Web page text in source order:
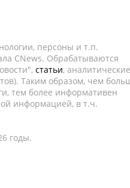
персоны и т.п.
CNews. Обрабатываются
статьи, аналитические
Таким образом, чем
тем более информативен
информацией, в т.ч.
годы.